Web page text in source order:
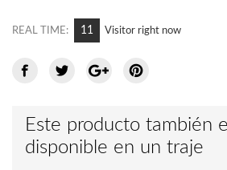
REAL TIME: 9 Visitor right now
Este producto también
disponible en un traje